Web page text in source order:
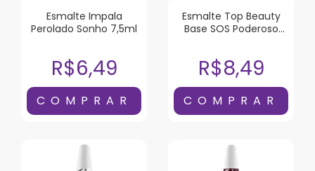
Esmalte Impala
Perolado Sonho 7,5ml
R$6,49
Esmalte Top Beauty
Base SOS Poderoso
R$8,49